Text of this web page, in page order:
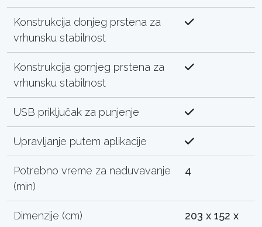
Konstrukcija donjeg prstena za
vrhunsku stabilnost
Konstrukcija gornjeg prstena za
vrhunsku stabilnost
USB priključak za punjenje
Upravljanje putem aplikacije
Potrebno vreme za naduvavanje
(min)
4
Dimenzije (cm)
203 x 152 x